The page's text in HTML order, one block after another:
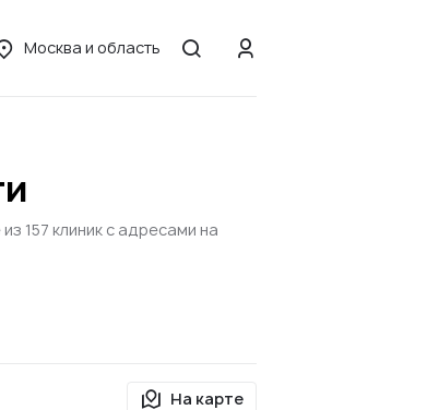
Москва и область
157 клиник с адресами на
На карте